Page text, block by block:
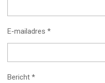
E-mailadres *
Bericht *